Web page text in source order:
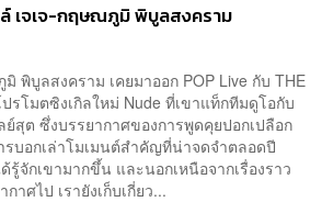
เจเจ-กฤษณภูมิ พิบูลสงคราม
พิบูลสงคราม เคยมาออก POP Live กับ THE
ปรโมตซิงเกิลใหม่ Nude ที่เขาแท็กทีมดูโอกับ
สุต ซึ่งบรรยากาศของการพูดคุยปอกเปลือก
รบอกเล่าโมเมนต์สำคัญที่น่าจดจำตลอดปี
จักเขามากขึ้น และนอกเหนือจากเรื่องราว
าศไป เรายังเก็บเกี่ยว...